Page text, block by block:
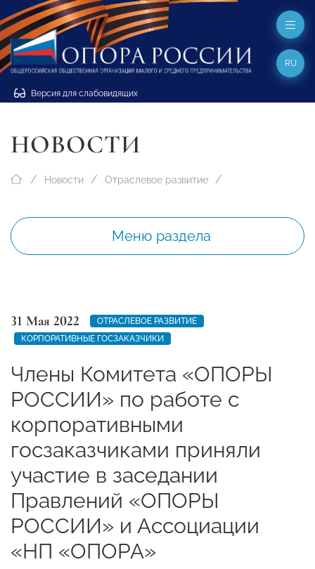
Версия для слабовидящих
RU
НОВОСТИ
Новости Отраслевое развитие
Меню раздела
31 Мая 2022
ОТРАСЛЕВОЕ РАЗВИТИЕ
КОРПОРАТИВНЫЕ ГОСЗАКАЗЧИКИ
Члены Комитета «ОПОРЫ
РОССИИ» по работе с
корпоративными
госзаказчиками приняли
участие в заседании
Правлений «ОПОРЫ
РОССИИ» и Ассоциации
«НП «ОПОРА»